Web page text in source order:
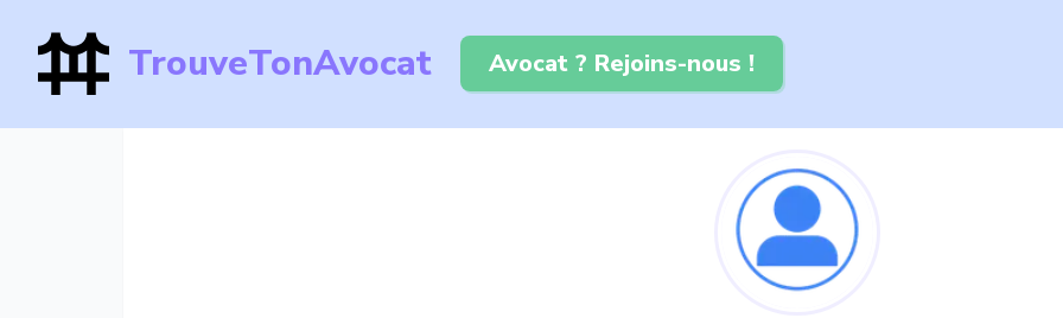
TrouveTonAvocat Avocat ? Rejoins-nous !